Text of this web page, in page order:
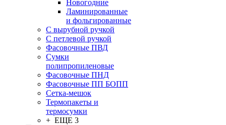
Новогодние
Ламинированные
и фольгированные
С вырубной ручкой
С петлевой ручкой
Фасовочные ПВД
Сумки
полипропиленовые
Фасовочные ПНД
Фасовочные ПП БОПП
Сетка-мешок
Термопакеты и
термосумки
+ ЕЩЕ 3